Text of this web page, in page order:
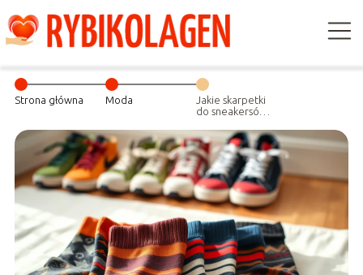
Strona główna Moda
Jakie skarpetki
do sneakersów
okazję?